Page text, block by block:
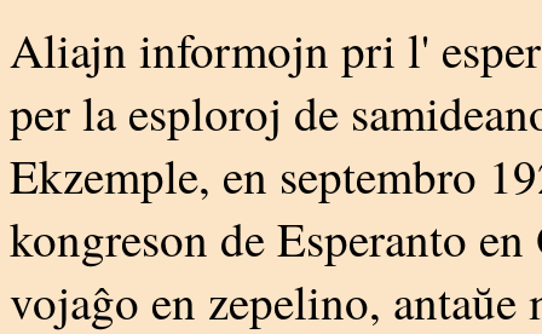
Aliajn informojn pri l'
per la esploroj de
Ekzemple, en septembro
kongreson de Esperanto
vojaĝo en zepelino,